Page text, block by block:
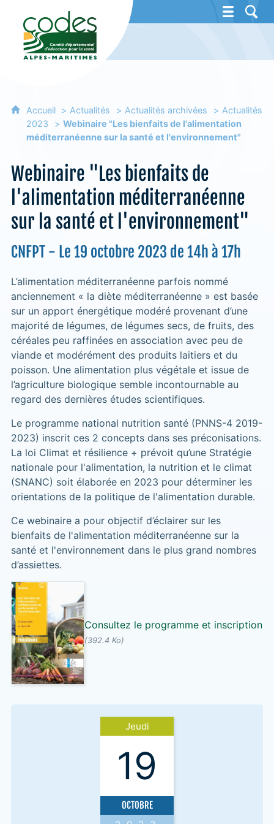
CoDES 06 - Comité départemental
Accueil Actualités Actualités archivées
Actualités
2023
Webinaire "Les bienfaits de l'alimentation
méditerranéenne sur la santé et l'environnement"
Webinaire "Les bienfaits de
l'alimentation méditerranéenne
sur la santé et l'environnement"
CNFPT - Le 19 octobre 2023 de 14h à 17h
L’alimentation méditerranéenne parfois nommé
anciennement « la diète méditerranéenne » est basée
sur un apport énergétique modéré provenant d’une
majorité de légumes, de légumes secs, de fruits, des
céréales peu raffinées en association avec peu de
viande et modérément des produits laitiers et du
poisson. Une alimentation plus végétale et issue de
l’agriculture biologique semble incontournable au
regard des dernières études scientifiques.
Le programme national nutrition santé (PNNS-4 2019-
2023) inscrit ces 2 concepts dans ses préconisations.
La loi Climat et résilience + prévoit qu’une Stratégie
nationale pour l'alimentation, la nutrition et le climat
(SNANC) soit élaborée en 2023 pour déterminer les
orientations de la politique de l'alimentation durable.
Ce webinaire a pour objectif d’éclairer sur les
bienfaits de l'alimentation méditerranéenne sur la
santé et l'environnement dans le plus grand nombres
d’assiettes.
Consultez le programme et inscription
(392.4 Ko)
Jeudi
19
OCTOBRE